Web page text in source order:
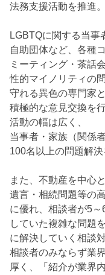
法務支援活動を推進。
LGBTQに関する当事
自助団体など、各種
ミーティング・茶話
性的マイノリティの
守れる異色の専門家
積極的な意見交換を
活動の幅は広く、
当事者・家族（関係
100名以上の問題解決
また、不動産を中心
遺言・相続問題等の
に優れ、相談者が5
していた複雑な問題
に解決していく相談
相談者のみならず業
厚く、「紹介が業界